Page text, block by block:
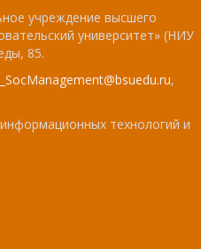
учреждение высшего
университет» (НИУ
85.
,
технологий и